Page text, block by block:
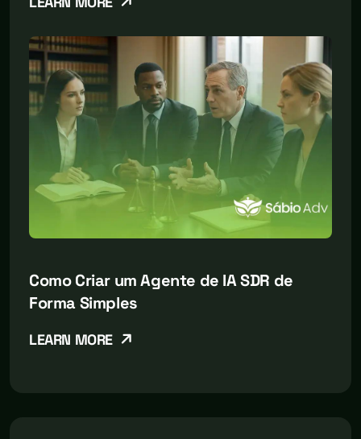
Como Criar um Agente de IA SDR de
Forma Simples
LEARN MORE